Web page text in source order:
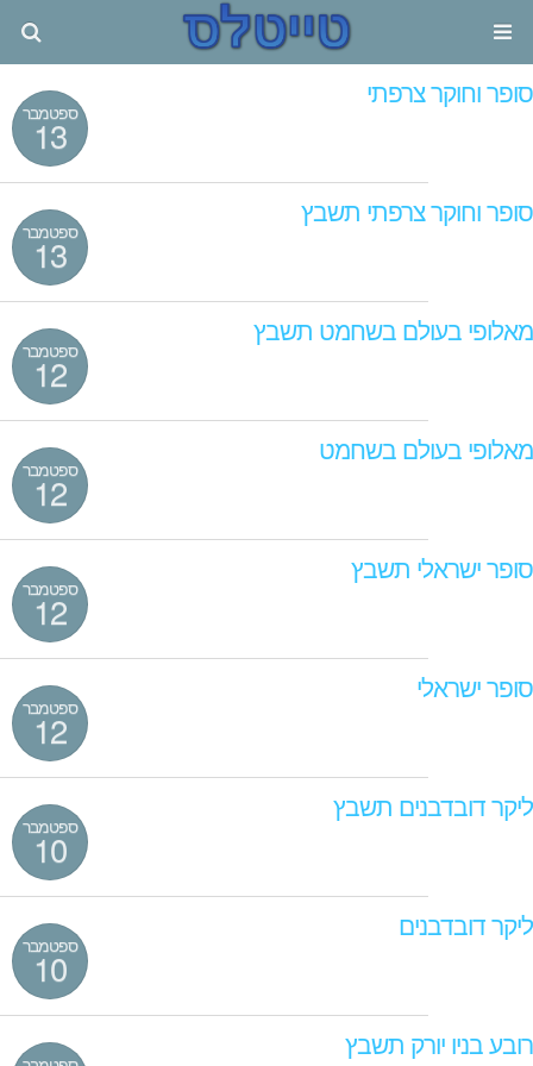
ספטמבר
13
סופר וחוקר צרפתי
ספטמבר
13
סופר וחוקר צרפתי תשבץ
ספטמבר
12
מאלופי בעולם בשחמט תשבץ
ספטמבר
12
מאלופי בעולם בשחמט
ספטמבר
12
סופר ישראלי תשבץ
ספטמבר
12
סופר ישראלי
ספטמבר
10
ליקר דובדבנים תשבץ
ספטמבר
10
ליקר דובדבנים
רובע בניו יורק תשבץ